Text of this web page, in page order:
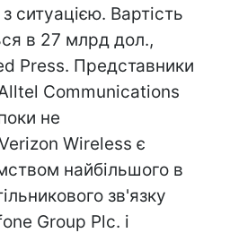
ситуацією. Вартість
в 27 млрд дол.,
Press. Представники
Communications
не
Wireless є
найбільшого в
зв'язку
Group Plc. і